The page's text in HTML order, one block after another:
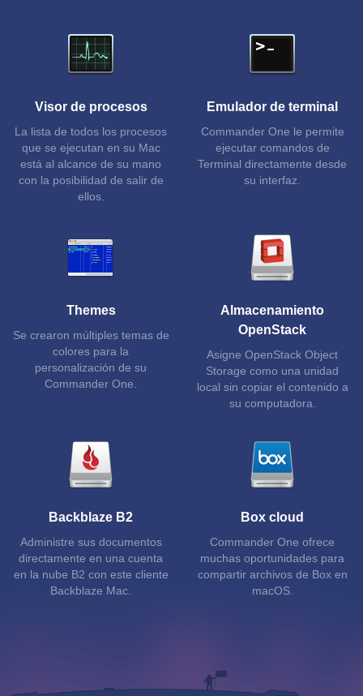
Visor de procesos
La lista de todos los procesos
que se ejecutan en su Mac
está al alcance de su mano
con la posibilidad de salir de
ellos.
Emulador de terminal
Commander One le permite
ejecutar comandos de
Terminal directamente desde
su interfaz.
Themes
Se crearon múltiples temas de
colores para la
personalización de su
Commander One.
Almacenamiento
OpenStack
Asigne OpenStack Object
Storage como una unidad
local sin copiar el contenido a
su computadora.
Backblaze B2
Administre sus documentos
directamente en una cuenta
en la nube B2 con este cliente
Backblaze Mac.
Box cloud
Commander One ofrece
muchas oportunidades para
compartir archivos de Box en
macOS.